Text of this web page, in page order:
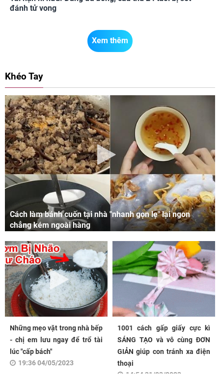
đánh tử vong
Xem thêm
Khéo Tay
Cách làm bánh cuốn tại nhà "nhanh gọn lẹ" lại ngon
chẳng kém ngoài hàng
Những mẹo vặt trong nhà bếp
- chị em lưu ngay để trổ tài
lúc "cấp bách"
19:36 04/05/2023
1001 cách gấp giấy cực kì
SÁNG TẠO và vô cùng ĐƠN
GIẢN giúp con tránh xa điện
thoại
14:54 31/03/2023